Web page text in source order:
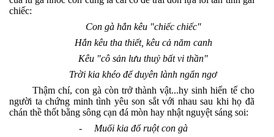
chiếc:
Con gà hắn kêu "chiếc chiếc"
Hắn kêu tha thiết, kêu cả năm canh
Kêu "cô sản lưu thuỷ bất vi thần"
Trời kia khéo để duyên lành ngẩn ngơ
Thậm chí, con gà còn trở thành vật...hy sinh hiến tế cho
người ta chứng minh tình yêu son sắt với nhau sau khi họ đã
chán thề thốt bằng sông cạn đá mòn hay nhật nguyệt sáng soi:
-
Muối kia đổ ruột con gà